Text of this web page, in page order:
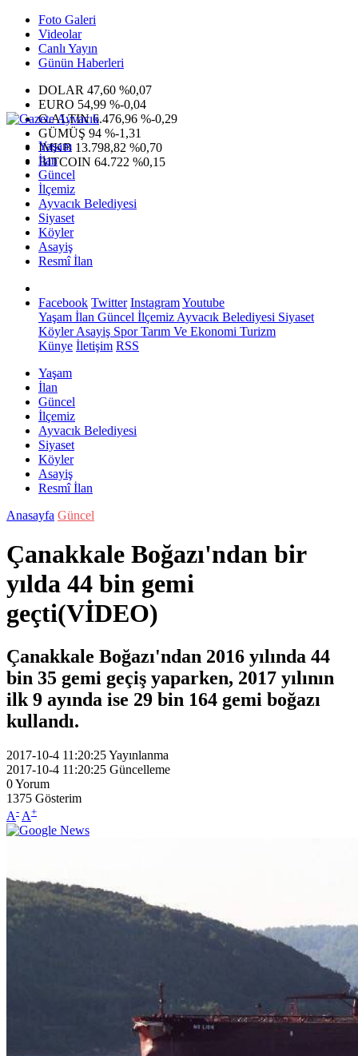
Foto Galeri
Videolar
Canlı Yayın
Günün Haberleri
DOLAR 47,60 %0,07
EURO 54,99 %-0,04
G.ALTIN6.476,96 %-0,29
GÜMÜŞ 94 %-1,31
IMKB 13.798,82 %0,70
BITCOIN 64.722 %0,15
Yaşam
İlan
Güncel
İlçemiz
Ayvacık Belediyesi
Siyaset
Köyler
Asayiş
Resmî İlan
Facebook Twitter InstagramYoutube
Yaşam İlan Güncel İlçemiz Ayvacık Belediyesi Siyaset
KöylerAsayiş SporTarım Ve Ekonomi Turizm
Künye İletişim RSS
Yaşam
İlan
Güncel
İlçemiz
Ayvacık Belediyesi
Siyaset
Köyler
Asayiş
Resmî İlan
Anasayfa Güncel
Çanakkale Boğazı'ndan bir
yılda 44 bin gemi
geçti(VİDEO)
Çanakkale Boğazı'ndan 2016 yılında 44
bin 35 gemi geçiş yaparken, 2017 yılının
ilk 9 ayında ise 29 bin 164 gemi boğazı
kullandı.
2017-10-4 11:20:25Yayınlanma
2017-10-4 11:20:25 Güncelleme
0Yorum
1375 Gösterim
A- A+